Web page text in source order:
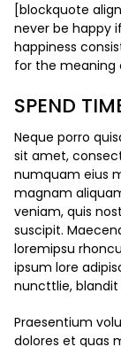
[blockquote
never be happy
happiness
for the meaning
SPEND
Neque porro
sit amet,
numquam eius
magnam
veniam, quis
suscipit.
loremipsu
ipsum lore
nuncttlie, blandit
Praesentium
dolores et quas